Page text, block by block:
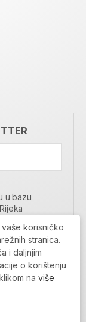
u bazu
korisničko
stranica.
i daljnjim
o korištenju
na više